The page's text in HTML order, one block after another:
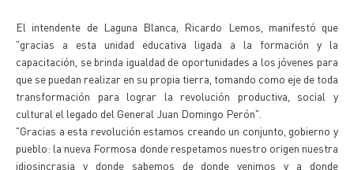
El intendente de Laguna Blanca, Ricardo Lemos, manifestó que
"gracias a esta unidad educativa ligada a la formación y la
capacitación, se brinda igualdad de oportunidades a los jóvenes para
que se puedan realizar en su propia tierra, tomando como eje de toda
transformación para lograr la revolución productiva, social y
cultural el legado del General Juan Domingo Perón".
"Gracias a esta revolución estamos creando un conjunto, gobierno y
pueblo: la nueva Formosa donde respetamos nuestro origen nuestra
idiosincrasia y donde sabemos de donde venimos y a donde